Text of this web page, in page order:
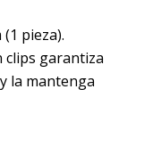
pieza).
clips garantiza
la mantenga